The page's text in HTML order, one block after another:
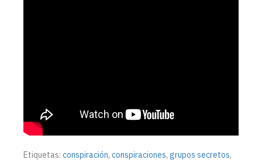
Etiquetas: conspiración, conspiraciones, grupos secretos,